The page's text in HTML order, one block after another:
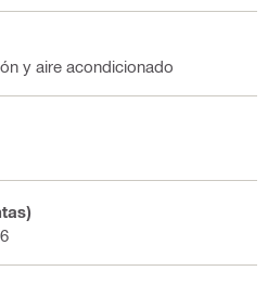
y aire acondicionado